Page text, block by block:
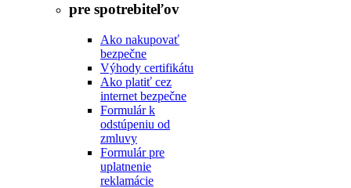
pre spotrebiteľov
Ako nakupovať
bezpečne
Výhody certifikátu
Ako platiť cez
internet bezpečne
Formulár k
odstúpeniu od
zmluvy
Formulár pre
uplatnenie
reklamácie